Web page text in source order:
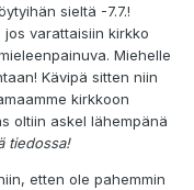
sieltä -7.7.!
jos varattaisiin kirkko
Miehelle
Kävipä sitten niin
kirkkoon
oltiin askel lähempänä
tiedossa!
etten ole pahemmin